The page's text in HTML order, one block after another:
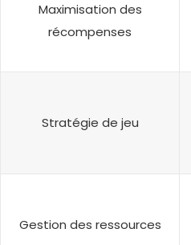
Maximisation des
récompenses
Stratégie de jeu
Gestion des ressources